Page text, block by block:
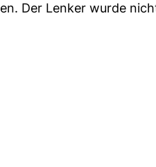
Der Lenker wurde